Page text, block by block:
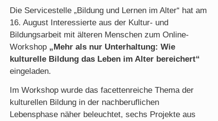
Die Servicestelle „Bildung und Lernen im Alter“ hat am
16. August Interessierte aus der Kultur- und
Bildungsarbeit mit älteren Menschen zum Online-
Workshop „Mehr als nur Unterhaltung: Wie
kulturelle Bildung das Leben im Alter bereichert“
eingeladen.
Im Workshop wurde das facettenreiche Thema der
kulturellen Bildung in der nachberuflichen
Lebensphase näher beleuchtet, sechs Projekte aus